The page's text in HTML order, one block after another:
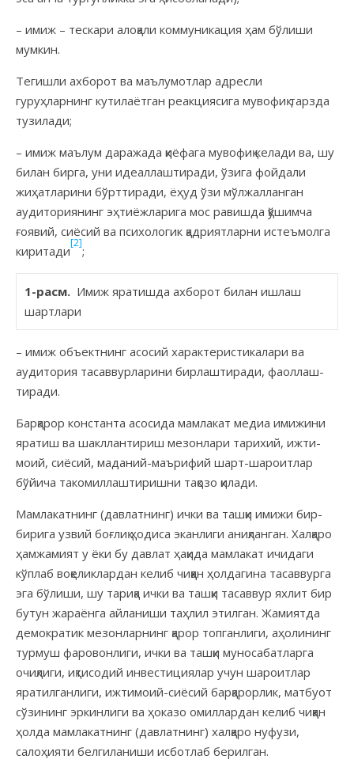
– имиж – тескари алоқали комму­никация ҳам бўлиши
мумкин.
Тегишли ахборот ва маълумотлар адресли
гуруҳларнинг кутилаётган реак­циясига мувофиқ тарзда
тузилади;
– имиж маълум даражада қиёфага мувофиқ келади ва, шу
билан бирга, уни идеаллаштиради, ўзига фойдали
жиҳатларини бўрттиради, ёҳуд ўзи мўлжалланган
аудиториянинг эҳтиёж­ларига мос равишда қўшимча
ғоявий, сиёсий ва психологик қадриятларни истеъмолга
киритади
[2]
;
1-расм. Имиж яратишда ахборот билан ишлаш
шартлари
– имиж объектнинг асосий харак­теристикалари ва
аудитория тасаввур­ларини бирлаштиради, фаоллаш­
тиради.
Барқарор константа асосида мам­лакат медиа имижини
яратиш ва шакл­лантириш мезонлари тарихий, ижти­
моий, сиёсий, маданий-маърифий шарт-шароитлар
бўйича такомиллаш­тиришни тақозо қилади.
Мамлакатнинг (давлатнинг) ички ва ташқи имижи бир-
бирига узвий боғлиқ ҳодиса эканлиги аниқланган. Халқаро
ҳамжамият у ёки бу давлат ҳақида мамлакат ичидаги
кўплаб воқеликлардан келиб чиққан ҳолда­гина тасаввурга
эга бўлиши, шу тариқа ички ва ташқи тасаввур яхлит бир
бутун жараёнга айланиши таҳлил этилган. Жамиятда
демократик мезон­ларнинг қарор топганлиги, аҳолининг
турмуш фаровонлиги, ички ва ташқи муноса­батларга
очиқлиги, иқтисодий инвести­циялар учун шароитлар
яратилганлиги, ижтимоий-сиёсий барқарорлик, мат­буот
сўзининг эркин­лиги ва ҳоказо омиллардан келиб чиққан
ҳолда мамлакатнинг (дав­латнинг) халқаро нуфузи,
салоҳияти белгиланиши исботлаб берилган.